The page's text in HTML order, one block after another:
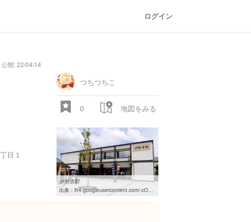
ログイン
公開: 22/04/14
つちつちこ
0 地図をみる
目１
伊勢市駅
出典： lh4.googleusercontent.com/-cOZw8u3PIO8/Vi-H2WAXe3I/AAAAAAAAA2w/ls8PLJQFLGInc8Yritwc9oiBbi2h8NQHQ/w460-h310-k